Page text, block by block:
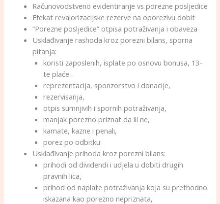
Računovodstveno evidentiranje vs porezne posljedice
Efekat revalorizacijske rezerve na oporezivu dobit
“Porezne posljedice” otpisa potraživanja i obaveza
Usklađivanje rashoda kroz porezni bilans, sporna
pitanja:
koristi zaposlenih, isplate po osnovu bonusa, 13-
te plaće…
reprezentacija, sponzorstvo i donacije,
rezervisanja,
otpis sumnjivih i spornih potraživanja,
manjak porezno priznat da ili ne,
kamate, kazne i penali,
porez po odbitku
Usklađivanje prihoda kroz porezni bilans:
prihodi od dividendi i udjela u dobiti drugih
pravnih lica,
prihod od naplate potraživanja koja su prethodno
iskazana kao porezno nepriznata,